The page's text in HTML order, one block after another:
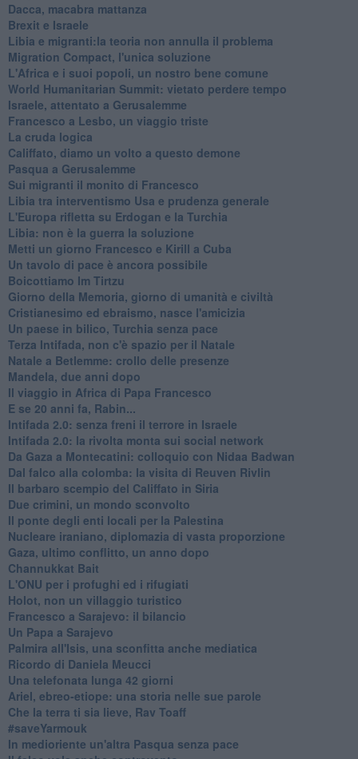
Dacca, macabra mattanza
Brexit e Israele
Libia e migranti:la teoria non annulla il problema
Migration Compact, l'unica soluzione
L'Africa e i suoi popoli, un nostro bene comune
World Humanitarian Summit: vietato perdere tempo
Israele, attentato a Gerusalemme
Francesco a Lesbo, un viaggio triste
La cruda logica
Califfato, diamo un volto a questo demone
Pasqua a Gerusalemme
Sui migranti il monito di Francesco
Libia tra interventismo Usa e prudenza generale
L'Europa rifletta su Erdogan e la Turchia
Libia: non è la guerra la soluzione
Metti un giorno Francesco e Kirill a Cuba
Un tavolo di pace è ancora possibile
Boicottiamo Im Tirtzu
Giorno della Memoria, giorno di umanità e civiltà
Cristianesimo ed ebraismo, nasce l'amicizia
Un paese in bilico, Turchia senza pace
Terza Intifada, non c'è spazio per il Natale
Natale a Betlemme: crollo delle presenze
Mandela, due anni dopo
Il viaggio in Africa di Papa Francesco
E se 20 anni fa, Rabin...
Intifada 2.0: senza freni il terrore in Israele
Intifada 2.0: la rivolta monta sui social network
Da Gaza a Montecatini: colloquio con Nidaa Badwan
Dal falco alla colomba: la visita di Reuven Rivlin
Il barbaro scempio del Califfato in Siria
Due crimini, un mondo sconvolto
Il ponte degli enti locali per la Palestina
Nucleare iraniano, diplomazia di vasta proporzione
Gaza, ultimo conflitto, un anno dopo
Channukkat Bait
L'ONU per i profughi ed i rifugiati
Holot, non un villaggio turistico
Francesco a Sarajevo: il bilancio
Un Papa a Sarajevo
Palmira all'Isis, una sconfitta anche mediatica
Ricordo di Daniela Meucci
​Una telefonata lunga 42 giorni
​Ariel, ebreo-etiope: una storia nelle sue parole
Che la terra ti sia lieve, Rav Toaff
​#saveYarmouk
​In medioriente un'altra Pasqua senza pace